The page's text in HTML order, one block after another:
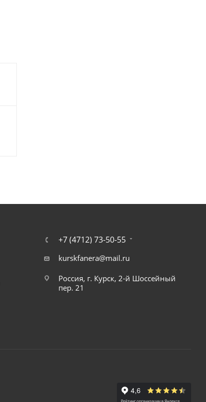
+7 (4712) 73-50-55
kurskfanera@mail.ru
Россия, г. Курск, 2-й Шоссейный
пер. 21